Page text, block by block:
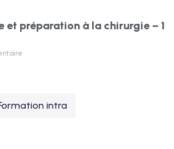
et préparation à la chirurgie – 1
intra